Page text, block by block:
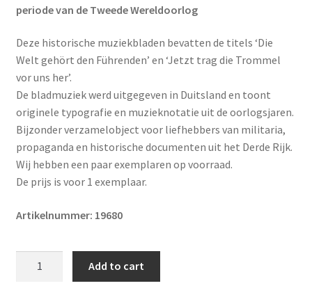
periode van de Tweede Wereldoorlog
Deze historische muziekbladen bevatten de titels ‘Die
Welt gehört den Führenden’ en ‘Jetzt trag die Trommel
vor uns her’.
De bladmuziek werd uitgegeven in Duitsland en toont
originele typografie en muzieknotatie uit de oorlogsjaren.
Bijzonder verzamelobject voor liefhebbers van militaria,
propaganda en historische documenten uit het Derde Rijk.
Wij hebben een paar exemplaren op voorraad.
De prijs is voor 1 exemplaar.
Artikelnummer: 19680
Add to cart